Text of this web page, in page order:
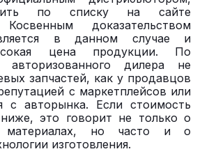
по списку на сайте
Косвенным доказательством
в данном случае и
цена продукции. По
дилера не
запчастей, как у продавцов
с маркетплейсов или
с авторынка. Если стоимость
это говорит не только о
материалах, но часто и о
изготовления.